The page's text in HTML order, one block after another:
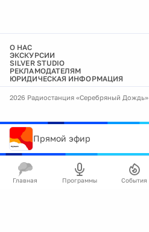
О НАС
ЭКСКУРСИИ
SILVER STUDIO
РЕКЛАМОДАТЕЛЯМ
ЮРИДИЧЕСКАЯ ИНФОРМАЦИЯ
2026 Радиостанция «Серебряный Дождь»
Прямой эфир
Главная Программы События